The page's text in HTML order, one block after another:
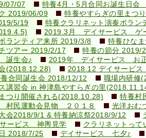
07/07
特養4月・5月合同お誕生日
2019/06/09
特養やすらぎの里まつ
5/19
特養クラリネット演奏ボラン
2019.3月 デイサービス ゲ
ランティア来所 2019/3/8
特養ひな
ツアー 2019/2/17
特養の節分 2019/
誕生会♪
2019年 デイサービス お
(2018.12.28)
2018.12 デイサービ
合同誕生会 2018/12/12
職場内研修
講習会 in 神津島やすらぎの里
つり開催される(2018.10.28)
特養村
村民運動会見物 ２０１８
光洋おむ
会2018/9/1 & 特養納涼祭2018/9/12
ービス 神輿見学
クラリネットっ
2018/7/25
デイサービス 七夕♪